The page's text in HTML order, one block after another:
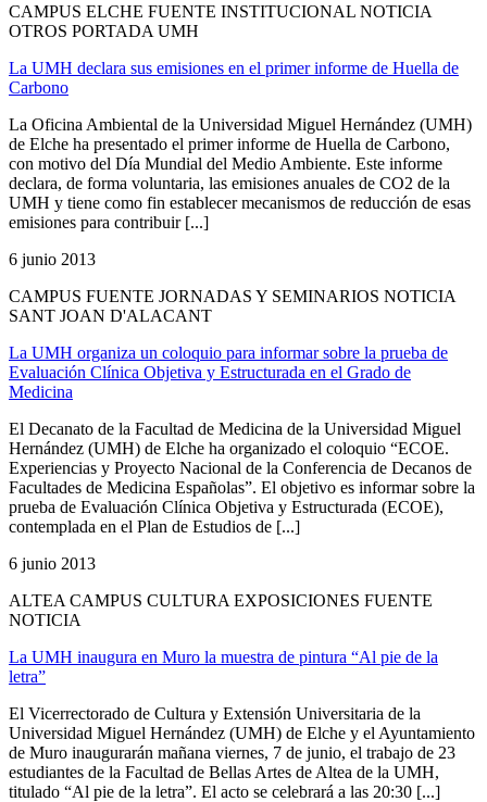
CAMPUS ELCHE FUENTE INSTITUCIONAL NOTICIA
OTROS PORTADA UMH
La UMH declara sus emisiones en el primer informe de Huella de
Carbono
La Oficina Ambiental de la Universidad Miguel Hernández (UMH)
de Elche ha presentado el primer informe de Huella de Carbono,
con motivo del Día Mundial del Medio Ambiente. Este informe
declara, de forma voluntaria, las emisiones anuales de CO2 de la
UMH y tiene como fin establecer mecanismos de reducción de esas
emisiones para contribuir [...]
6 junio 2013
CAMPUS FUENTE JORNADAS Y SEMINARIOS NOTICIA
SANT JOAN D'ALACANT
La UMH organiza un coloquio para informar sobre la prueba de
Evaluación Clínica Objetiva y Estructurada en el Grado de
Medicina
El Decanato de la Facultad de Medicina de la Universidad Miguel
Hernández (UMH) de Elche ha organizado el coloquio “ECOE.
Experiencias y Proyecto Nacional de la Conferencia de Decanos de
Facultades de Medicina Españolas”. El objetivo es informar sobre la
prueba de Evaluación Clínica Objetiva y Estructurada (ECOE),
contemplada en el Plan de Estudios de [...]
6 junio 2013
ALTEA CAMPUS CULTURA EXPOSICIONES FUENTE
NOTICIA
La UMH inaugura en Muro la muestra de pintura “Al pie de la
letra”
El Vicerrectorado de Cultura y Extensión Universitaria de la
Universidad Miguel Hernández (UMH) de Elche y el Ayuntamiento
de Muro inaugurarán mañana viernes, 7 de junio, el trabajo de 23
estudiantes de la Facultad de Bellas Artes de Altea de la UMH,
titulado “Al pie de la letra”. El acto se celebrará a las 20:30 [...]